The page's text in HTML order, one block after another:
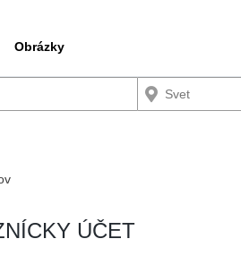
Obrázky
ÚČET